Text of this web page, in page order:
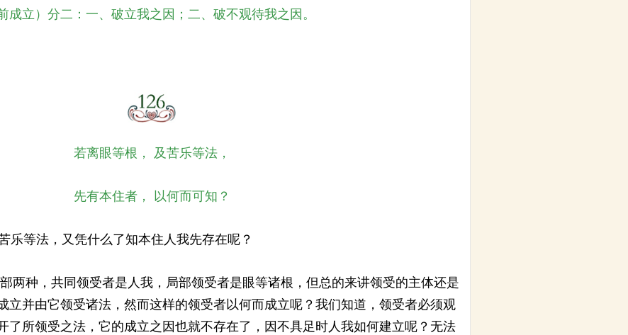
成立）分二：一、破立我之因；二、破不观待我之因。
若离眼等根， 及苦乐等法，
先有本住者， 以何而可知？
等法，又凭什么了知本住人我先存在呢？
两种，共同领受者是人我，局部领受者是眼等诸根，但总的来讲领受的主体还是
立并由它领受诸法，然而这样的领受者以何而成立呢？我们知道，领受者必须观
了所领受之法，它的成立之因也就不存在了，因不具足时人我如何建立呢？无法